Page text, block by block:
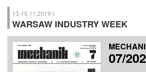
13-15.11.2019 r.
WARSAW INDUSTRY WEEK
WARSAW INDUSTRY WEEK–
Rozwiązań Przemysłowych, Nadarzyn k.
07/